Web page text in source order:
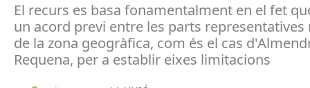
El recurs es basa fonamentalment en el fet
un acord previ entre les parts representatives
de la zona geogràfica, com és el cas
Requena, per a establir eixes limitacions